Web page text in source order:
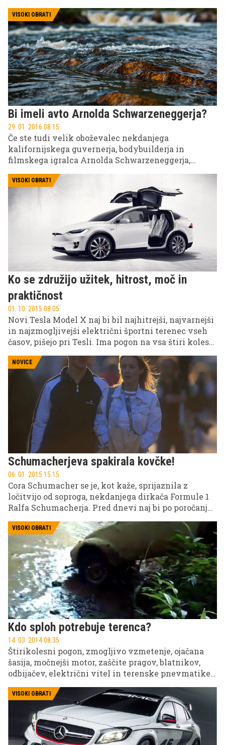
samonapihljive pnevmatike.
VISOKI OBRATI
Bi imeli avto Arnolda Schwarzeneggerja?
29. 01. 2016 08.15
Če ste tudi velik oboževalec nekdanjega
kalifornijskega guvernerja, bodybuilderja in
filmskega igralca Arnolda Schwarzeneggerja,
njegovega. Naprodaj je namreč njegov glomazni
avto.
VISOKI OBRATI
Ko se združijo užitek, hitrost, moč in
praktičnost
01. 10. 2015 08.05
Novi Tesla Model X naj bi bil najhitrejši, najvarnejši
in najzmogljivejši električni športni terenec vseh
časov, pišejo pri Tesli. Ima pogon na vsa štiri kolesa
avtonomije. Vanj lahko sede sedem potnikov, od 0
do 100 km/h pa pospeši v le 3,2 sekunde.
NOVICE
Schumacherjeva spakirala kovčke!
06. 01. 2015 15.15
Cora Schumacher se je, kot kaže, sprijaznila z
ločitvijo od soproga, nekdanjega dirkača Formule 1
Ralfa Schumacherja. Pred dnevi naj bi po poročanju
sredi noči izselila iz njune prestižne vile v
Bergheimu blizu Kölna.
VISOKI OBRATI
Kdo sploh potrebuje terenca?
14. 03. 2014 08.35
Štirikolesni pogon, zmogljivo vzmetenje, ojačana
šasija, močnejši motor, zaščite pragov, blatnikov,
odbijačev, električni vitel in terenske pnevmatike!
VISOKI OBRATI